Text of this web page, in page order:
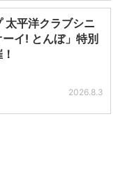
太平洋クラブシニ
イ! とんぼ」特別
2026.8.3